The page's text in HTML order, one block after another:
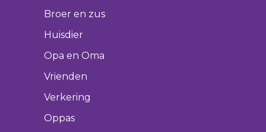
Broer en zus
Huisdier
Opa en Oma
Vrienden
Verkering
Oppas